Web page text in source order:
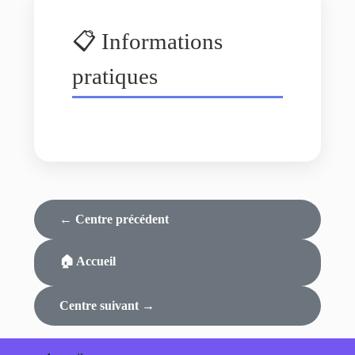
📋 Informations
pratiques
← Centre précédent
🏠 Accueil
Centre suivant →